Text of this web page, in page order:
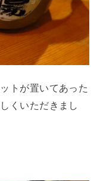
トが置いてあった
くいただきまし